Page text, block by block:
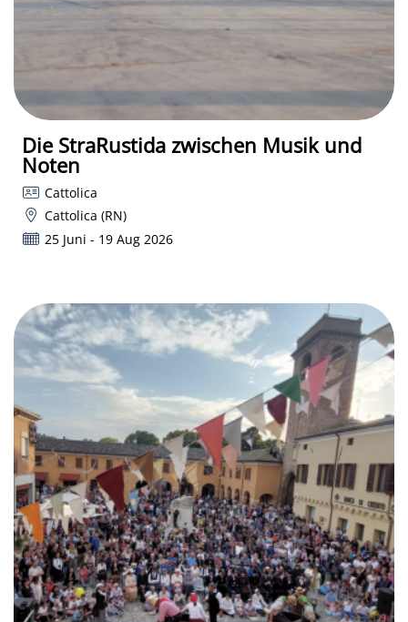
Die StraRustida zwischen Musik und
Noten
Cattolica
Cattolica (RN)
25 Juni - 19 Aug 2026